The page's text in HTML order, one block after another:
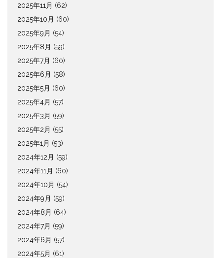
2025年11月 (62)
2025年10月 (60)
2025年9月 (54)
2025年8月 (59)
2025年7月 (60)
2025年6月 (58)
2025年5月 (60)
2025年4月 (57)
2025年3月 (59)
2025年2月 (55)
2025年1月 (53)
2024年12月 (59)
2024年11月 (60)
2024年10月 (54)
2024年9月 (59)
2024年8月 (64)
2024年7月 (59)
2024年6月 (57)
2024年5月 (61)